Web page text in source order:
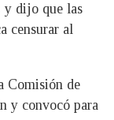
y dijo que las
censurar al
Comisión de
y convocó para